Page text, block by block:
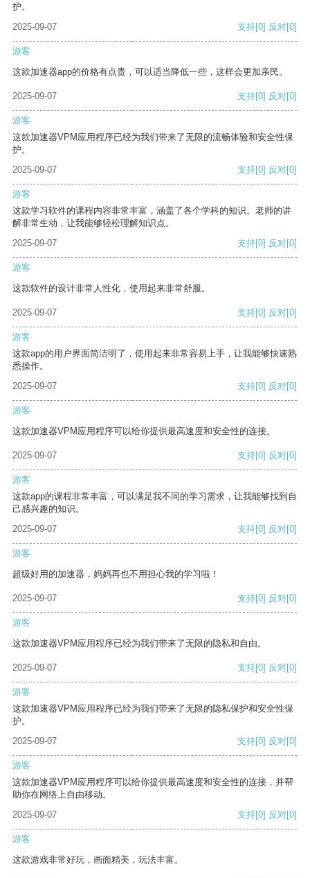
护。
2025-09-07
支持[0] 反对[0]
游客
这款加速器app的价格有点贵，可以适当降低一些，这样会更加亲民。
2025-09-07 支持[0] 反对[0]
游客
这款加速器VPM应用程序已经为我们带来了无限的流畅体验和安全性保
护。
2025-09-07
支持[0] 反对[0]
游客
这款学习软件的课程内容非常丰富，涵盖了各个学科的知识。老师的讲
解非常生动，让我能够轻松理解知识点。
2025-09-07
支持[0] 反对[0]
游客
这款软件的设计非常人性化，使用起来非常舒服。
2025-09-07 支持[0] 反对[0]
游客
这款app的用户界面简洁明了，使用起来非常容易上手，让我能够快速熟
悉操作。
2025-09-07
支持[0] 反对[0]
游客
这款加速器VPM应用程序可以给你提供最高速度和安全性的连接。
2025-09-07 支持[0] 反对[0]
游客
这款app的课程非常丰富，可以满足我不同的学习需求，让我能够找到自
己感兴趣的知识。
2025-09-07
支持[0] 反对[0]
游客
超级好用的加速器，妈妈再也不用担心我的学习啦！
2025-09-07 支持[0] 反对[0]
游客
这款加速器VPM应用程序已经为我们带来了无限的隐私和自由。
2025-09-07 支持[0] 反对[0]
游客
这款加速器VPM应用程序已经为我们带来了无限的隐私保护和安全性保
护。
2025-09-07
支持[0] 反对[0]
游客
这款加速器VPM应用程序可以给你提供最高速度和安全性的连接，并帮
助你在网络上自由移动。
2025-09-07
支持[0] 反对[0]
游客
这款游戏非常好玩，画面精美，玩法丰富。